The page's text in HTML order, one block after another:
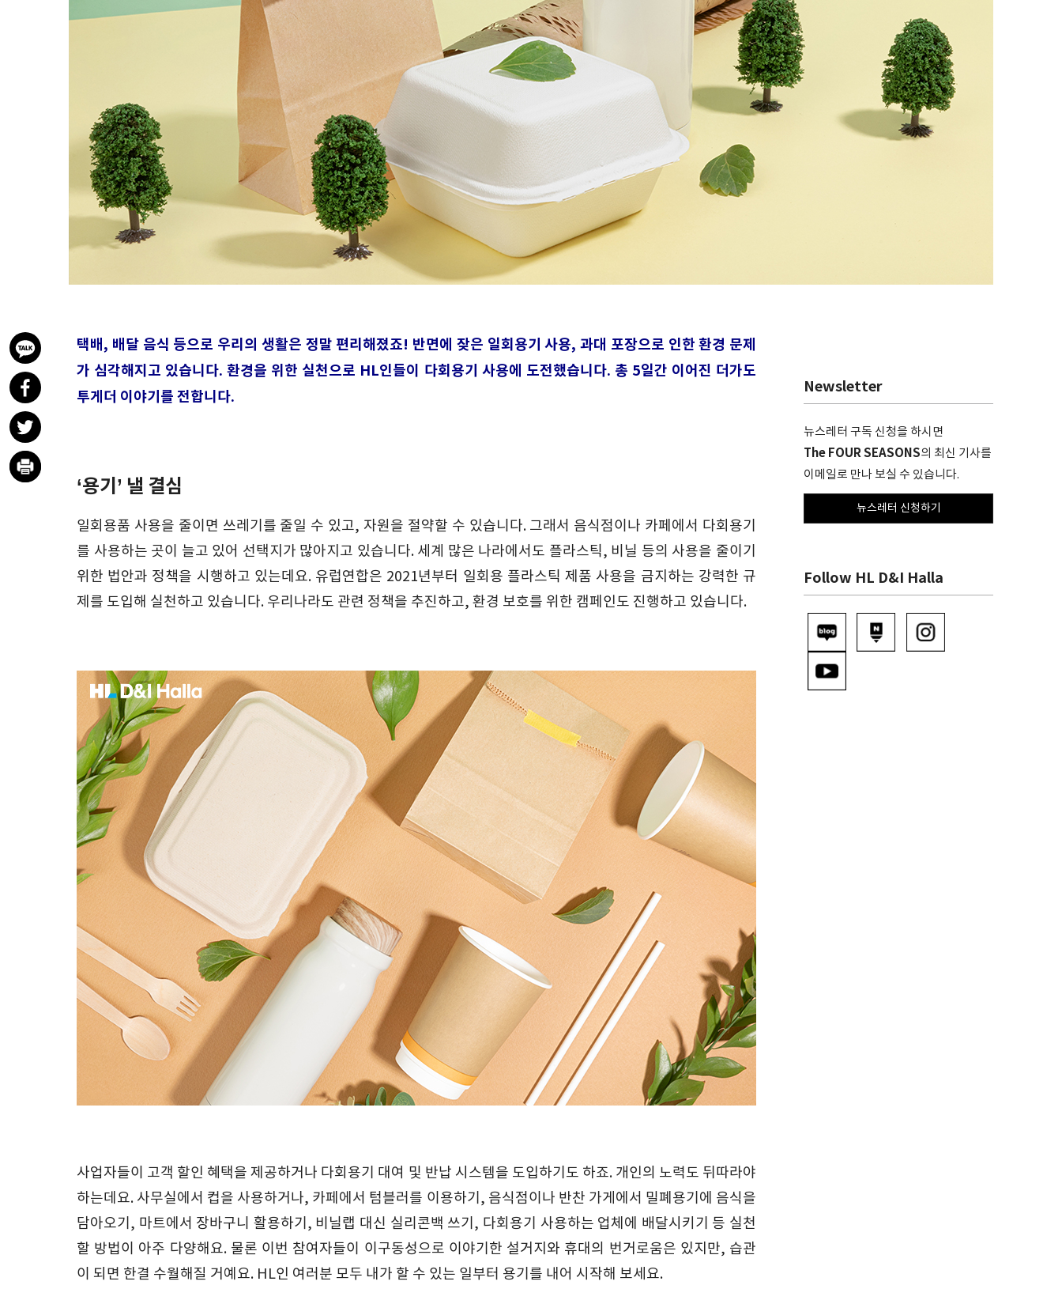
택배, 배달 음식 등으로 우리의 생활은 정말 편리해졌죠! 반면에 잦은 일회용기 사용, 과대 포장으로 인한 환경 문제
가 심각해지고 있습니다. 환경을 위한 실천으로 HL인들이 다회용기 사용에 도전했습니다. 총 5일간 이어진 더가도
투게더 이야기를 전합니다.
‘용기’ 낼 결심
일회용품 사용을 줄이면 쓰레기를 줄일 수 있고, 자원을 절약할 수 있습니다. 그래서 음식점이나 카페에서 다회용기
를 사용하는 곳이 늘고 있어 선택지가 많아지고 있습니다. 세계 많은 나라에서도 플라스틱, 비닐 등의 사용을 줄이기
위한 법안과 정책을 시행하고 있는데요. 유럽연합은 2021년부터 일회용 플라스틱 제품 사용을 금지하는 강력한 규
제를 도입해 실천하고 있습니다. 우리나라도 관련 정책을 추진하고, 환경 보호를 위한 캠페인도 진행하고 있습니다.
사업자들이 고객 할인 혜택을 제공하거나 다회용기 대여 및 반납 시스템을 도입하기도 하죠. 개인의 노력도 뒤따라야
하는데요. 사무실에서 컵을 사용하거나, 카페에서 텀블러를 이용하기, 음식점이나 반찬 가게에서 밀폐용기에 음식을
담아오기, 마트에서 장바구니 활용하기, 비닐랩 대신 실리콘백 쓰기, 다회용기 사용하는 업체에 배달시키기 등 실천
할 방법이 아주 다양해요. 물론 이번 참여자들이 이구동성으로 이야기한 설거지와 휴대의 번거로움은 있지만, 습관
이 되면 한결 수월해질 거예요. HL인 여러분 모두 내가 할 수 있는 일부터 용기를 내어 시작해 보세요.
Newsletter
뉴스레터 구독 신청을 하시면
The FOUR SEASONS의 최신 기사를
이메일로 만나 보실 수 있습니다.
뉴스레터 신청하기
Follow HL D&I Halla